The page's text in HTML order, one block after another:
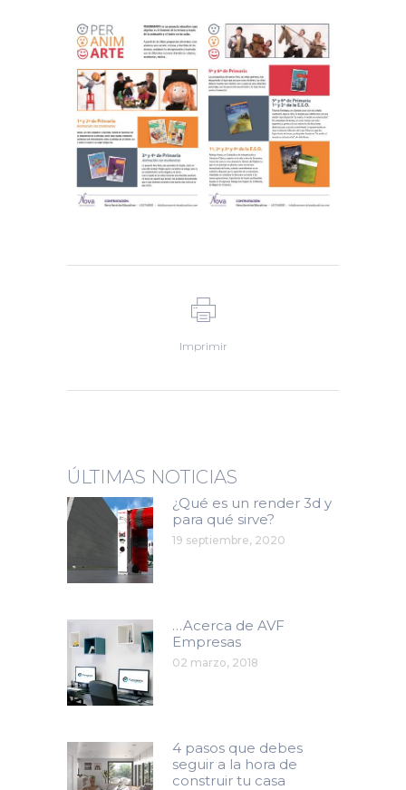
Imprimir
ÚLTIMAS NOTICIAS
¿Qué es un render 3d y
para qué sirve?
19 septiembre, 2020
…Acerca de AVF
Empresas
02 marzo, 2018
4 pasos que debes
seguir a la hora de
construir tu casa